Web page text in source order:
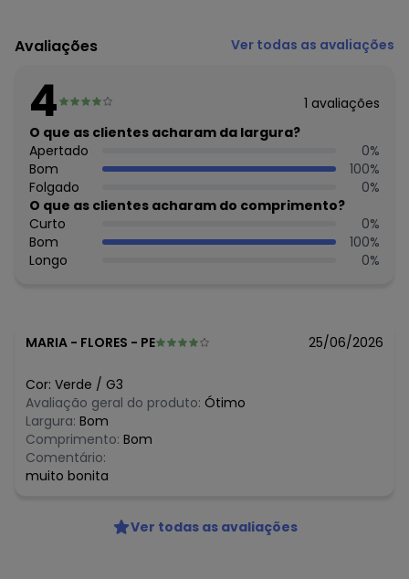
Fornecedor: ROVITEX IND E COM DE MALHAS LTDA / CNPJ
79.233.672/0010-98
Cuidados para conservação do produto: Lavar à mão. Não
usar alvejante. Não usar secadora. Secar na sombra. Passar
temperatura mínima. Não lavar a seco.
Tecido: Bengaline
Composição: 77% Viscose, 20% Poliamida E 3% Elastano
Avaliações Ver todas as avaliações
4 1 avaliações
O que as clientes acharam da largura?
Apertado
0%
Bom
100%
Folgado
0%
O que as clientes acharam do comprimento?
Curto
0%
Bom
100%
Longo
0%
MARIA - FLORES - PE 25/06/2026
Cor: Verde / G3
Avaliação geral do produto: Ótimo
Largura: Bom
Comprimento: Bom
Comentário:
muito bonita
Ver todas as avaliações